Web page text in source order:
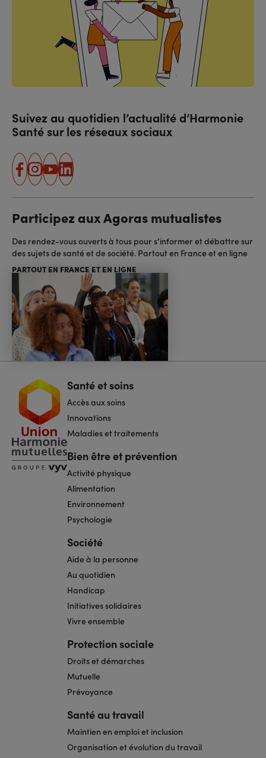
Suivez au quotidien l’actualité d’Harmonie
Santé sur les réseaux sociaux
facebook
instagram
youtube
linkedin
Participez aux Agoras mutualistes
Des rendez-vous ouverts à tous pour s’informer et débattre sur
des sujets de santé et de société. Partout en France et en ligne
PARTOUT EN FRANCE ET EN LIGNE
Navigation
pied
de
page
Santé et soins
Accès aux soins
Innovations
Maladies et traitements
Bien être et prévention
Activité physique
Alimentation
Environnement
Psychologie
Société
Aide à la personne
Au quotidien
Handicap
Initiatives solidaires
Vivre ensemble
Protection sociale
Droits et démarches
Mutuelle
Prévoyance
Santé au travail
Maintien en emploi et inclusion
Organisation et évolution du travail